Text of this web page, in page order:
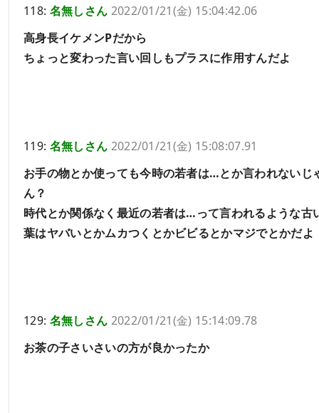
118: 名無しさん 2022/01/21(金) 15:04:42.06
高身長イケメンPだから
ちょっと変わった言い回しもプラスに作用すんだよ
119: 名無しさん 2022/01/21(金) 15:08:07.91
お手の物とか使っても今時の若者は…とか言われないじ
ん？
時代とか関係なく最近の若者は…って言われるような古
葉はヤバいとかムカつくとかビビるとかマジでとかだよ
129: 名無しさん 2022/01/21(金) 15:14:09.78
お茶の子さいさいの方が良かったか